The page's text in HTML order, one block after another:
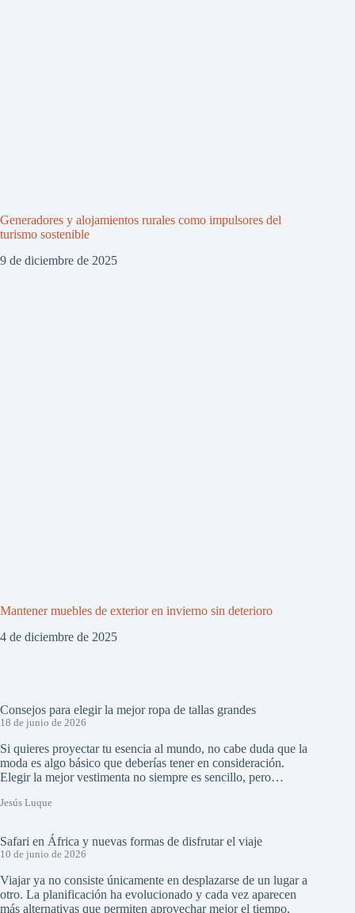
Generadores y alojamientos rurales como impulsores del
turismo sostenible
9 de diciembre de 2025
Mantener muebles de exterior en invierno sin deterioro
4 de diciembre de 2025
Consejos para elegir la mejor ropa de tallas grandes
18 de junio de 2026
Si quieres proyectar tu esencia al mundo, no cabe duda que la
moda es algo básico que deberías tener en consideración.
Elegir la mejor vestimenta no siempre es sencillo, pero…
Jesús Luque
Safari en África y nuevas formas de disfrutar el viaje
10 de junio de 2026
Viajar ya no consiste únicamente en desplazarse de un lugar a
otro. La planificación ha evolucionado y cada vez aparecen
más alternativas que permiten aprovechar mejor el tiempo,